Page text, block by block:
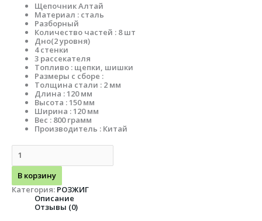
Щепочник Алтай
Материал : сталь
Разборный
Количество частей : 8 шт
Дно(2 уровня)
4 стенки
3 рассекателя
Топливо : щепки, шишки
Размеры с сборе :
Толщина стали : 2 мм
Длина : 120 мм
Высота : 150 мм
Ширина : 120 мм
Вес : 800 грамм
Производитель : Китай
В корзину
Категория: РОЗЖИГ
Описание
Отзывы (0)